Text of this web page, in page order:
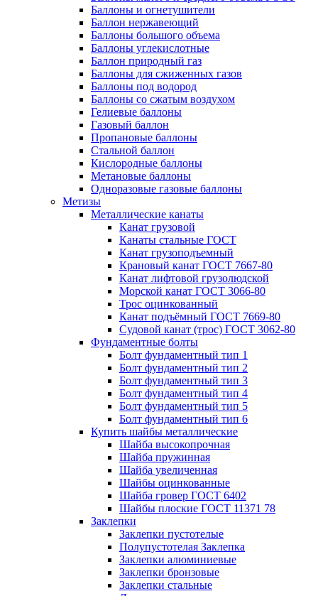
Баллоны и огнетушители
Баллон нержавеющий
Баллоны большого объема
Баллоны углекислотные
Баллон природный газ
Баллоны для сжиженных газов
Баллоны под водород
Баллоны со сжатым воздухом
Гелиевые баллоны
Газовый баллон
Пропановые баллоны
Стальной баллон
Кислородные баллоны
Метановые баллоны
Одноразовые газовые баллоны
Метизы
Металлические канаты
Канат грузовой
Канаты стальные ГОСТ
Канат грузоподъемный
Крановый канат ГОСТ 7667-80
Канат лифтовой грузолюдской
Морской канат ГОСТ 3066-80
Трос оцинкованный
Канат подъёмный ГОСТ 7669-80
Судовой канат (трос) ГОСТ 3062-80
Фундаментные болты
Болт фундаментный тип 1
Болт фундаментный тип 2
Болт фундаментный тип 3
Болт фундаментный тип 4
Болт фундаментный тип 5
Болт фундаментный тип 6
Купить шайбы металлические
Шайба высокопрочная
Шайба пружинная
Шайба увеличенная
Шайбы оцинкованные
Шайба гровер ГОСТ 6402
Шайбы плоские ГОСТ 11371 78
Заклепки
Заклепки пустотелые
Полупустотелая Заклепка
Заклепки алюминиевые
Заклепки бронзовые
Заклепки стальные